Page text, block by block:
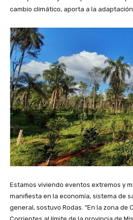
cambio climático, aporta a la
Estamos viviendo eventos extremos y
manifiesta en la economía, sistema de
general, sostuvo Rodas. “En la zona de